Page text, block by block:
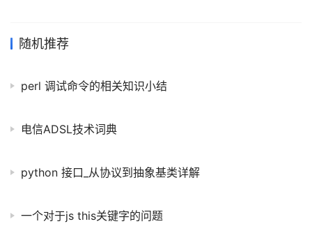
口 public interface UserDao { public List<User>
随机推荐
perl 调试命令的相关知识小结
电信ADSL技术词典
python 接口_从协议到抽象基类详解
一个对于js this关键字的问题